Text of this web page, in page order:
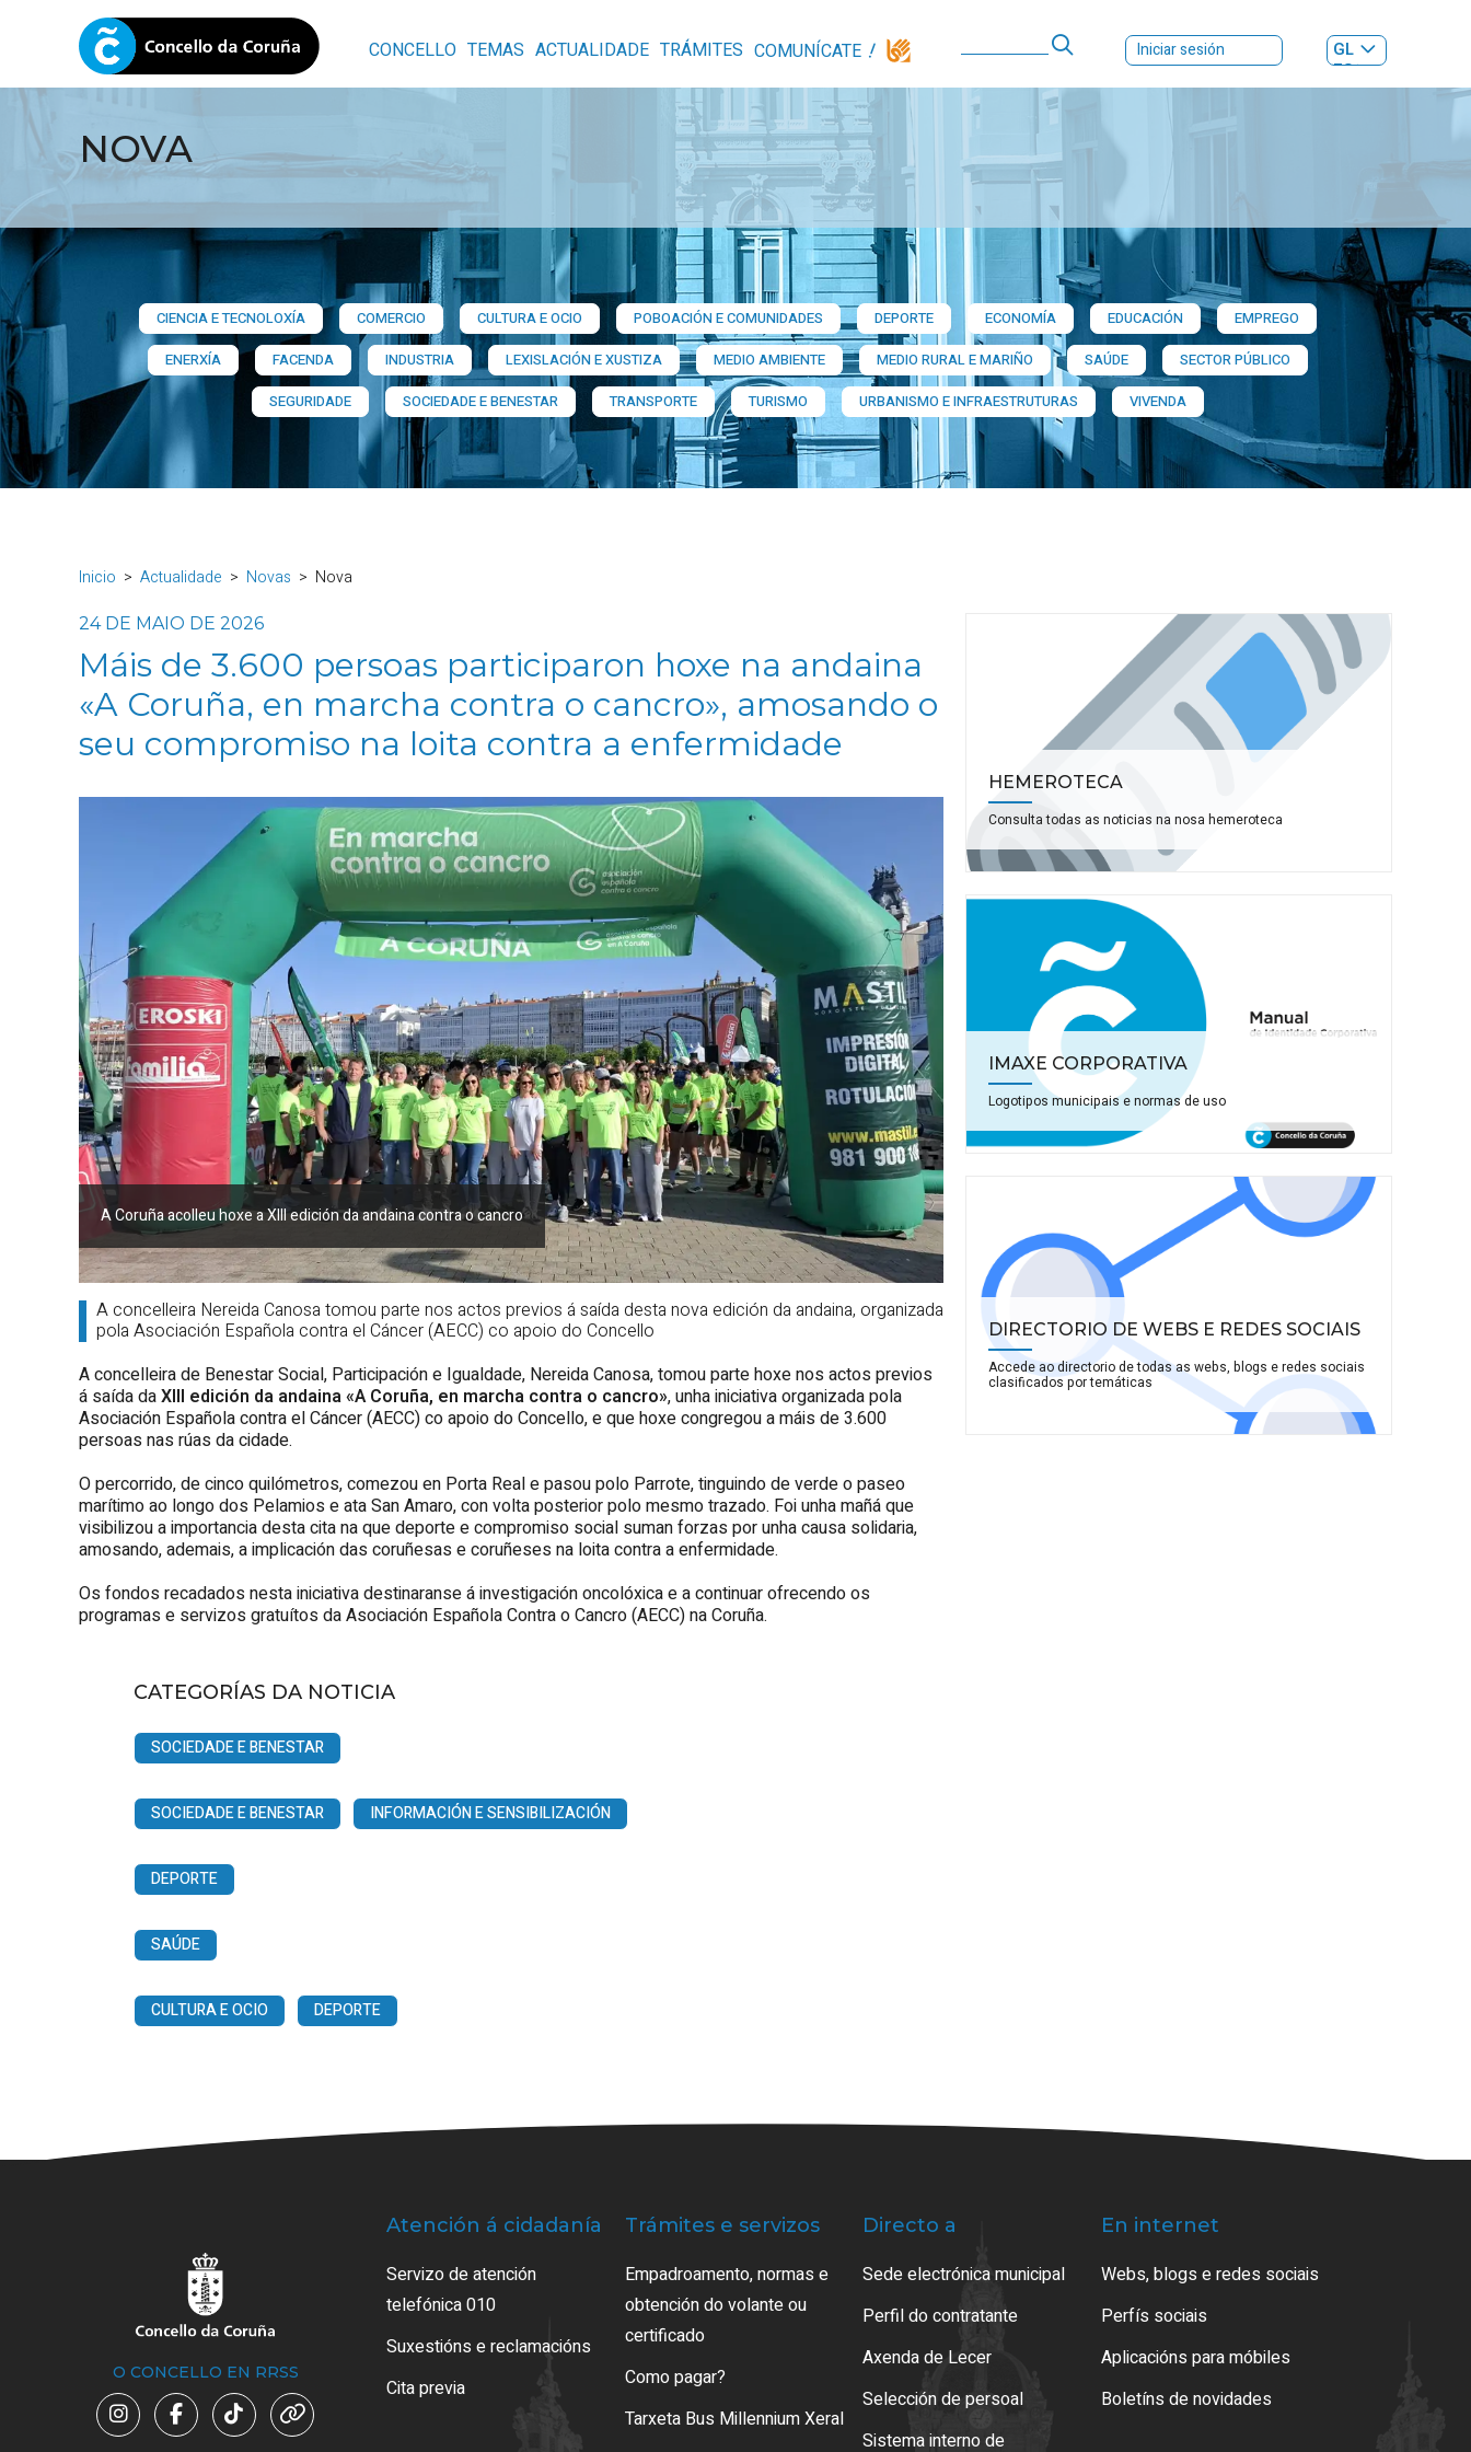
CONCELLO TEMAS ACTUALIDADE TRÁMITES COMUNÍCATE Iniciar sesión
GL
ES|
NOVA
CIENCIA E TECNOLOXÍA COMERCIO CULTURA E OCIO POBOACIÓN E COMUNIDADES DEPORTE ECONOMÍA EDUCACIÓN
EMPREGO
ENERXÍA
FACENDA INDUSTRIA LEXISLACIÓN E XUSTIZA MEDIO AMBIENTE MEDIO RURAL E MARIÑO SAÚDE
SECTOR PÚBLICO
SEGURIDADE
SOCIEDADE E BENESTAR TRANSPORTE TURISMO URBANISMO E INFRAESTRUTURAS VIVENDA
Inicio Actualidade Novas Nova
24 DE MAIO DE 2026
Máis de 3.600 persoas participaron hoxe na andaina
«A Coruña, en marcha contra o cancro», amosando o
seu compromiso na loita contra a enfermidade
A Coruña acolleu hoxe a XIII edición da andaina contra o cancro
A concelleira Nereida Canosa tomou parte nos actos previos á saída desta nova edición da andaina, organizada
pola Asociación Española contra el Cáncer (AECC) co apoio do Concello
A concelleira de Benestar Social, Participación e Igualdade, Nereida Canosa, tomou parte hoxe nos actos previos
á saída daXIII edición da andaina «A Coruña, en marcha contra o cancro», unha iniciativa organizada pola
Asociación Española contra el Cáncer (AECC) co apoio do Concello, e que hoxe congregou a máis de 3.600
persoas nas rúas da cidade.
O percorrido, de cinco quilómetros, comezou en Porta Real e pasou polo Parrote, tinguindo de verde o paseo
marítimo ao longo dos Pelamios e ata San Amaro, con volta posterior polo mesmo trazado. Foi unha mañá que
visibilizou a importancia desta cita na que deporte e compromiso social suman forzas por unha causa solidaria,
amosando, ademais, a implicación das coruñesas e coruñeses na loita contra a enfermidade.
Os fondos recadados nesta iniciativa destinaranse á investigación oncolóxica e a continuar ofrecendo os
programas e servizos gratuítos da Asociación Española Contra o Cancro (AECC) na Coruña.
CATEGORÍAS DA NOTICIA
SOCIEDADE E BENESTAR
SOCIEDADE E BENESTAR INFORMACIÓN E SENSIBILIZACIÓN
DEPORTE
SAÚDE
CULTURA E OCIO DEPORTE
HEMEROTECA
Consulta todas as noticias na nosa hemeroteca
IMAXE CORPORATIVA
Logotipos municipais e normas de uso
DIRECTORIO DE WEBS E REDES SOCIAIS
Accede ao directorio de todas as webs, blogs e redes sociais
clasificados por temáticas
O CONCELLO EN RRSS
Atención á cidadanía
Servizo de atención
telefónica 010
Suxestións e reclamacións
Cita previa
Trámites e servizos
Empadroamento, normas e
obtención do volante ou
certificado
Como pagar?
Tarxeta Bus Millennium Xeral
Directo a
Sede electrónica municipal
Perfil do contratante
Axenda de Lecer
Selección de persoal
Sistema interno de
En internet
Webs, blogs e redes sociais
Perfís sociais
Aplicacións para móbiles
Boletíns de novidades